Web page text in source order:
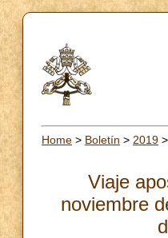
Home > Boletín > 2019 >
Viaje
noviembre